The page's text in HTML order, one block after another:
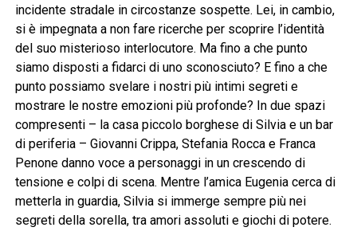
incidente stradale in circostanze sospette. Lei, in cambio,
si è impegnata a non fare ricerche per scoprire l’identità
del suo misterioso interlocutore. Ma fino a che punto
siamo disposti a fidarci di uno sconosciuto? E fino a che
punto possiamo svelare i nostri più intimi segreti e
mostrare le nostre emozioni più profonde? In due spazi
compresenti – la casa piccolo borghese di Silvia e un bar
di periferia – Giovanni Crippa, Stefania Rocca e Franca
Penone danno voce a personaggi in un crescendo di
tensione e colpi di scena. Mentre l’amica Eugenia cerca di
metterla in guardia, Silvia si immerge sempre più nei
segreti della sorella, tra amori assoluti e giochi di potere.